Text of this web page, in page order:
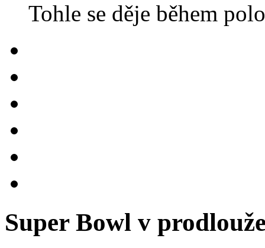
Tohle se děje během
Super Bowl v